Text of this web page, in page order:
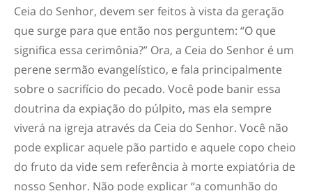
Ceia do Senhor, devem ser feitos à vista da geração
que surge para que então nos perguntem: “O que
significa essa cerimônia?” Ora, a Ceia do Senhor é um
perene sermão evangelístico, e fala principalmente
sobre o sacrifício do pecado. Você pode banir essa
doutrina da expiação do púlpito, mas ela sempre
viverá na igreja através da Ceia do Senhor. Você não
pode explicar aquele pão partido e aquele copo cheio
do fruto da vide sem referência à morte expiatória de
nosso Senhor. Não pode explicar “a comunhão do